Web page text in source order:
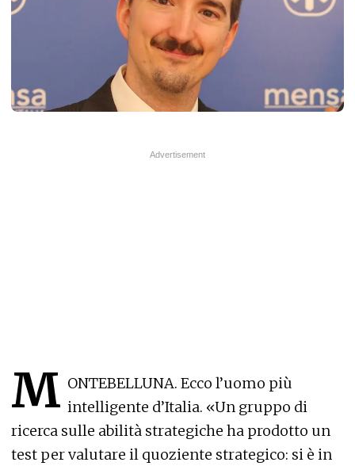
M ONTEBELLUNA. Ecco l’uomo più
intelligente d’Italia. «Un gruppo di
ricerca sulle abilità strategiche ha prodotto un
test per valutare il quoziente strategico: si è in